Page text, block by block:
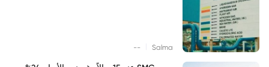
Salma
--